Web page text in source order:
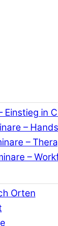
Einstieg in
–
–
–
Orten